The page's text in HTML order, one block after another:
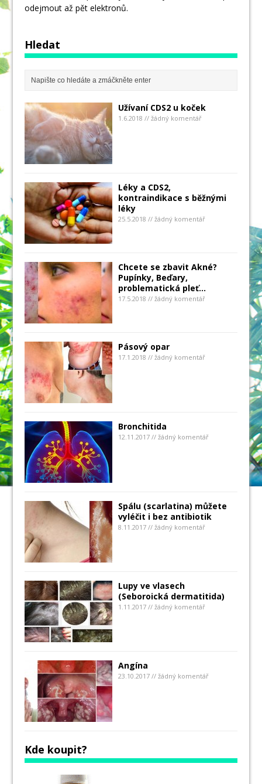
odejmout až pět elektronů.
Hledat
Užívaní CDS2 u koček
1.6.2018 // žádný komentář
Léky a CDS2,
kontraindikace s běžnými
léky
25.5.2018 // žádný komentář
Chcete se zbavit Akné?
Pupínky, Beďary,
problematická pleť…
17.5.2018 // žádný komentář
Pásový opar
17.1.2018 // žádný komentář
Bronchitida
12.11.2017 // žádný komentář
Spálu (scarlatina) můžete
vyléčit i bez antibiotik
8.11.2017 // žádný komentář
Lupy ve vlasech
(Seboroická dermatitida)
1.11.2017 // žádný komentář
Angína
23.10.2017 // žádný komentář
Kde koupit?